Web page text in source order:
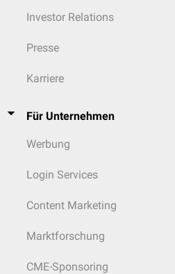
Investor Relations
Presse
Karriere
Für Unternehmen
Werbung
Login Services
Content Marketing
Marktforschung
CME-Sponsoring